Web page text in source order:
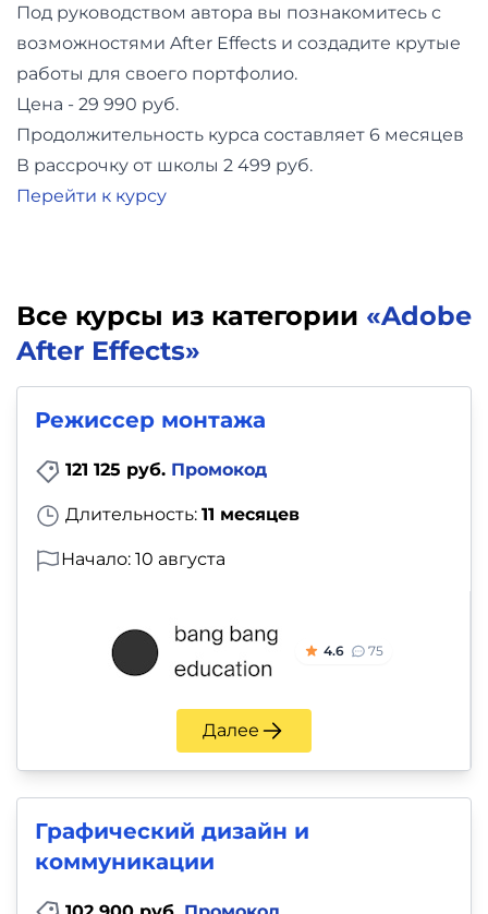
Под руководством автора вы познакомитесь с
возможностями After Effects и создадите крутые
работы для своего портфолио.
Цена - 29 990 руб.
Продолжительность курса составляет 6 месяцев
В рассрочку от школы 2 499 руб.
Перейти к курсу
Все курсы из категории «Adobe
After Effects»
Режиссер монтажа
121 125 руб. Промокод
Длительность: 11 месяцев
Начало: 10 августа
4.6 75
Далее
Графический дизайн и
коммуникации